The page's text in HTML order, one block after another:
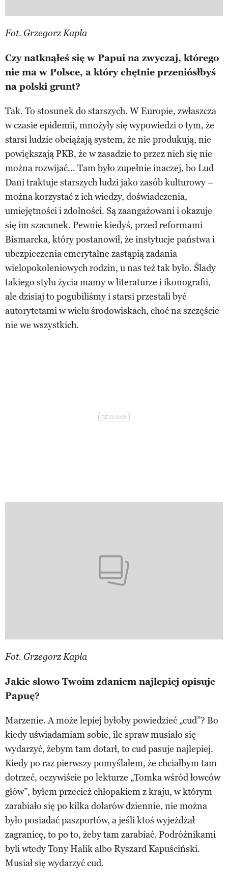
Fot. Grzegorz Kapla
Czy natknąłeś się w Papui na zwyczaj, którego
nie ma w Polsce, a który chętnie przeniósłbyś
na polski grunt?
Tak. To stosunek do starszych. W Europie, zwłaszcza
w czasie epidemii, mnożyły się wypowiedzi o tym, że
starsi ludzie obciążają system, że nie produkują, nie
powiększają PKB, że w zasadzie to przez nich się nie
można rozwijać… Tam było zupełnie inaczej, bo Lud
Dani traktuje starszych ludzi jako zasób kulturowy –
można korzystać z ich wiedzy, doświadczenia,
umiejętności i zdolności. Są zaangażowani i okazuje
się im szacunek. Pewnie kiedyś, przed reformami
Bismarcka, który postanowił, że instytucje państwa i
ubezpieczenia emerytalne zastąpią zadania
wielopokoleniowych rodzin, u nas też tak było. Ślady
takiego stylu życia mamy w literaturze i ikonografii,
ale dzisiaj to pogubiliśmy i starsi przestali być
autorytetami w wielu środowiskach, choć na szczęście
nie we wszystkich.
Fot. Grzegorz Kapla
Jakie słowo Twoim zdaniem najlepiej opisuje
Papuę?
Marzenie. A może lepiej byłoby powiedzieć „cud”? Bo
kiedy uświadamiam sobie, ile spraw musiało się
wydarzyć, żebym tam dotarł, to cud pasuje najlepiej.
Kiedy po raz pierwszy pomyślałem, że chciałbym tam
dotrzeć, oczywiście po lekturze „Tomka wśród łowców
głów”, byłem przecież chłopakiem z kraju, w którym
zarabiało się po kilka dolarów dziennie, nie można
było posiadać paszportów, a jeśli ktoś wyjeżdżał
zagranicę, to po to, żeby tam zarabiać. Podróżnikami
byli wtedy Tony Halik albo Ryszard Kapuściński.
Musiał się wydarzyć cud.